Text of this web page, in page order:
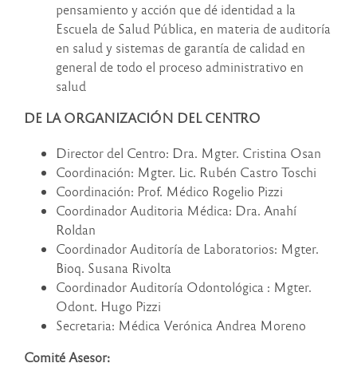
pensamiento y acción que dé identidad a la
Escuela de Salud Pública, en materia de auditoría
en salud y sistemas de garantía de calidad en
general de todo el proceso administrativo en
salud
DE LA ORGANIZACIÓN DEL CENTRO
Director del Centro: Dra. Mgter. Cristina Osan
Coordinación: Mgter. Lic. Rubén Castro Toschi
Coordinación: Prof. Médico Rogelio Pizzi
Coordinador Auditoria Médica: Dra. Anahí
Roldan
Coordinador Auditoría de Laboratorios: Mgter.
Bioq. Susana Rivolta
Coordinador Auditoría Odontológica : Mgter.
Odont. Hugo Pizzi
Secretaria: Médica Verónica Andrea Moreno
Comité Asesor: